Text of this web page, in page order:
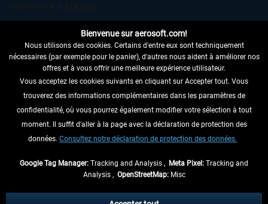
RENONCER AU CONTRAT ICI
INFORMATIONS
NE MANQUEZ PAS LES DERNIÈRES
échéant, frais de remboursement, si aucune description contraire.
Bienvenue sur aerosoft.com!
Nous utilisons des cookies. Certains d'entre eux sont techniquement
nécessaires (par exemple pour le panier), d'autres nous aident à améliorer nos
offres et à vous offrir une meilleure expérience utilisateur.
Vous acceptez les cookies suivants en cliquant sur Accepter tout. Vous
trouverez des informations complémentaires dans les paramètres de
confidentialité, où vous pourrez également modifier votre sélection à tout
moment. Il suffit d'aller à la page avec la déclaration de protection des
données. Consultez notre déclaration de protection des données.
Google Tag Manager: Tracking and Analysis , Meta Pixel: Tracking and
Analysis , OpenStreetMap:Misc